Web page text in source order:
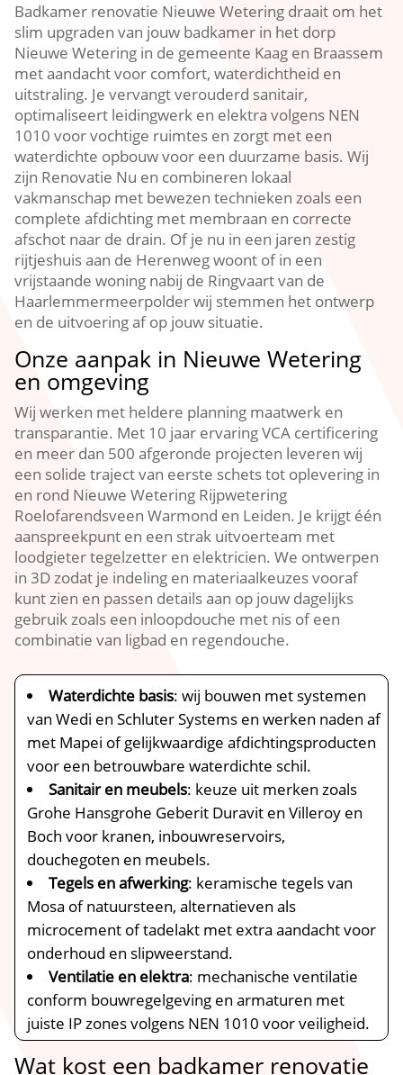
Badkamer renovatie Nieuwe Wetering draait om het
slim upgraden van jouw badkamer in het dorp
Nieuwe Wetering in de gemeente Kaag en Braassem
met aandacht voor comfort, waterdichtheid en
uitstraling.​ Je vervangt verouderd sanitair,
optimaliseert leidingwerk en elektra volgens NEN
1010 voor vochtige ruimtes en zorgt met een
waterdichte opbouw voor een duurzame basis.​ Wij
zijn Renovatie Nu en combineren lokaal
vakmanschap met bewezen technieken zoals een
complete afdichting met membraan en correcte
afschot naar de drain.​ Of je nu in een jaren zestig
rijtjeshuis aan de Herenweg woont of in een
vrijstaande woning nabij de Ringvaart van de
Haarlemmermeerpolder wij stemmen het ontwerp
en de uitvoering af op jouw situatie.​
Onze aanpak in Nieuwe Wetering
en omgeving
Wij werken met heldere planning maatwerk en
transparantie.​ Met 10 jaar ervaring VCA certificering
en meer dan 500 afgeronde projecten leveren wij
een solide traject van eerste schets tot oplevering in
en rond Nieuwe Wetering Rijpwetering
Roelofarendsveen Warmond en Leiden.​ Je krijgt één
aanspreekpunt en een strak uitvoerteam met
loodgieter tegelzetter en elektricien.​ We ontwerpen
in 3D zodat je indeling en materiaalkeuzes vooraf
kunt zien en passen details aan op jouw dagelijks
gebruik zoals een inloopdouche met nis of een
combinatie van ligbad en regendouche.​
Waterdichte basis: wij bouwen met systemen
van Wedi en Schluter Systems en werken naden af
met Mapei of gelijkwaardige afdichtingsproducten
voor een betrouwbare waterdichte schil.​
Sanitair en meubels: keuze uit merken zoals
Grohe Hansgrohe Geberit Duravit en Villeroy en
Boch voor kranen, inbouwreservoirs,
douchegoten en meubels.​
Tegels en afwerking: keramische tegels van
Mosa of natuursteen, alternatieven als
microcement of tadelakt met extra aandacht voor
onderhoud en slipweerstand.​
Ventilatie en elektra: mechanische ventilatie
conform bouwregelgeving en armaturen met
juiste IP zones volgens NEN 1010 voor veiligheid.​
Wat kost een badkamer renovatie